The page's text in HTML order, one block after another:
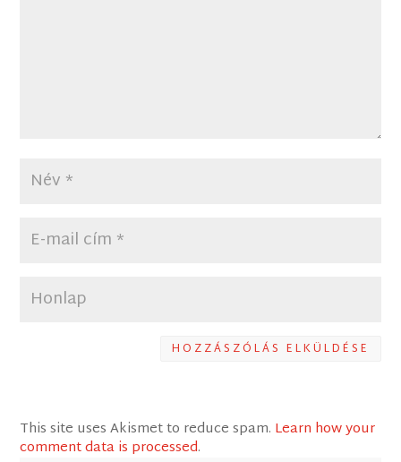
HOZZÁSZÓLÁS ELKÜLDÉSE
This site uses Akismet to reduce spam. Learn how your
comment data is processed.